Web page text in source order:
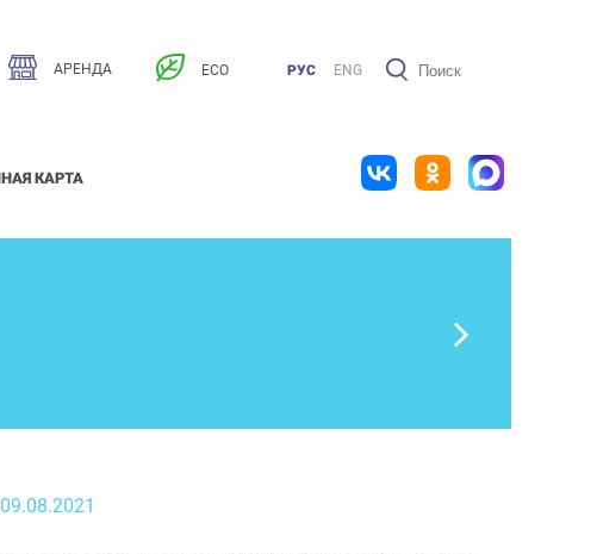
АРЕНДА ECO РУС ENG
КАРТА
09.08.2021